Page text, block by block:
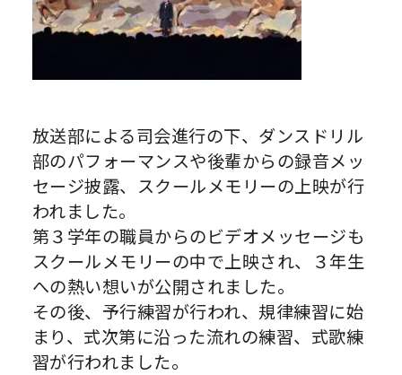
放送部による司会進行の下、ダンスドリル
部のパフォーマンスや後輩からの録音メッ
セージ披露、スクールメモリーの上映が行
われました。
第３学年の職員からのビデオメッセージも
スクールメモリーの中で上映され、３年生
への熱い想いが公開されました。
その後、予行練習が行われ、規律練習に始
まり、式次第に沿った流れの練習、式歌練
習が行われました。